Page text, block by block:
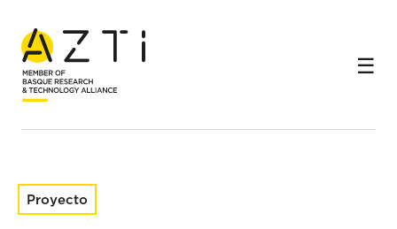
Inicio
Proyectos de investigación
Clasificación automática de especies de sistemas de
monitorio electrónico
Proyecto